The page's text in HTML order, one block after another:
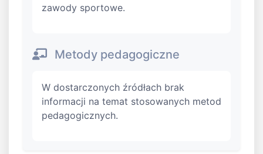
zawody sportowe.
Metody pedagogiczne
W dostarczonych źródłach brak
informacji na temat stosowanych metod
pedagogicznych.